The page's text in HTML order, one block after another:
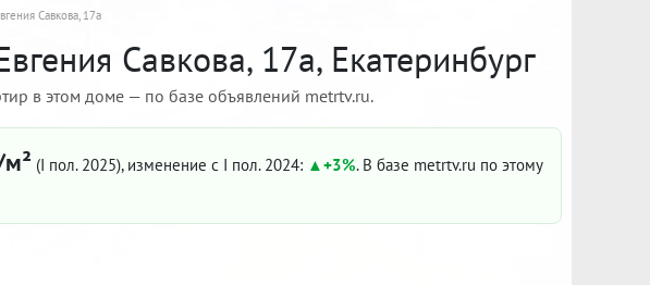
Савкова, 17а
Савкова, 17а, Екатеринбург
в этом доме — по базе объявлений metrtv.ru.
(I пол. 2025), изменение с I пол. 2024: +3%. В базе metrtv.ru по этому